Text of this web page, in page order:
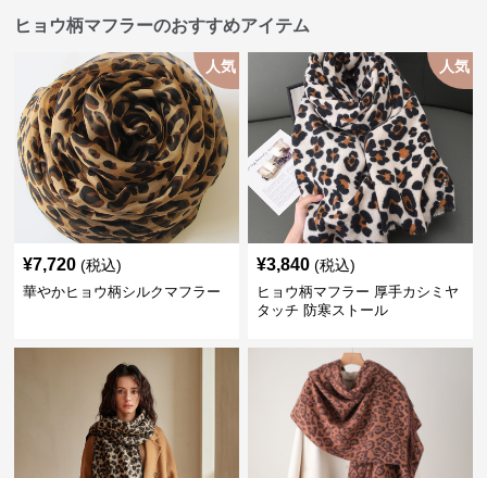
ヒョウ柄マフラーのおすすめアイテム
人気
¥7,720 (税込)
華やかヒョウ柄シルクマフラー
人気
¥3,840 (税込)
ヒョウ柄マフラー 厚手カシミヤ
タッチ 防寒ストール